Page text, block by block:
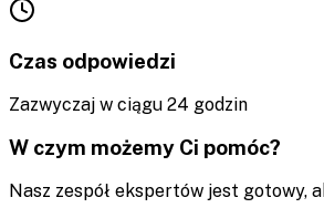
Czas odpowiedzi
Zazwyczaj w ciągu 24 godzin
W czym możemy Ci pomóc?
Nasz zespół ekspertów jest gotowy,